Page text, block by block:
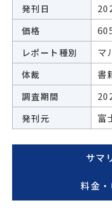
発刊日
価格
レポート種別 マ
体裁 書
調査期間
発刊元 富
サマ
料金